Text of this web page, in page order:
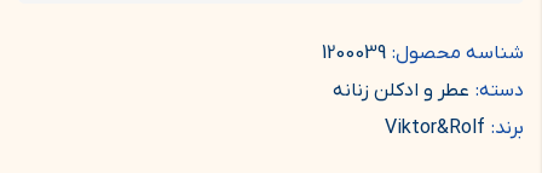
شناسه محصول: 1200039
دسته: عطر و ادکلن زنانه
برند: Viktor&Rolf